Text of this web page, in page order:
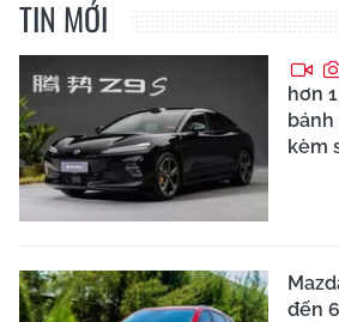
TIN MỚI
hơn
bánh
kèm
đến